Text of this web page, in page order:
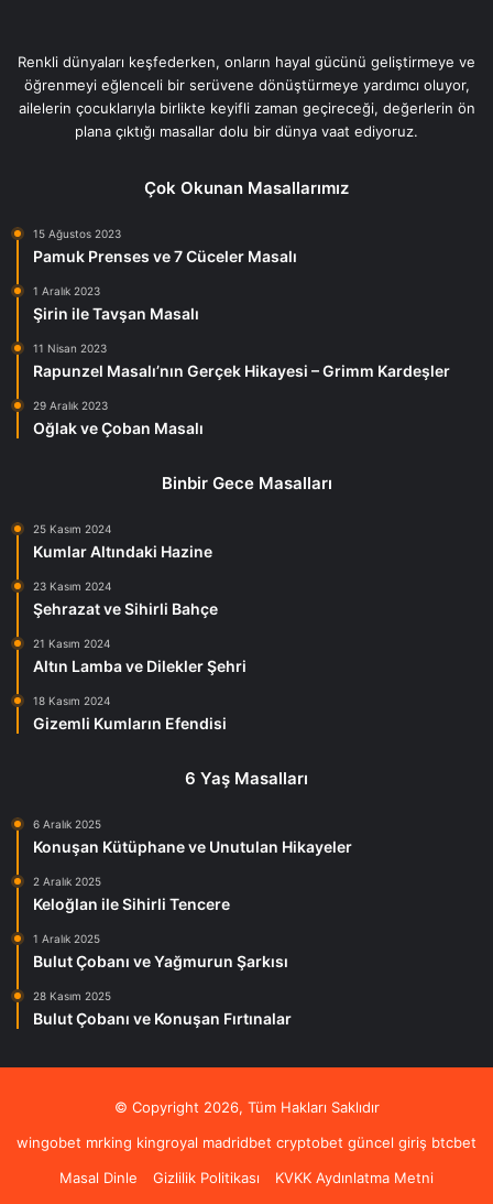
Renkli dünyaları keşfederken, onların hayal gücünü geliştirmeye ve
öğrenmeyi eğlenceli bir serüvene dönüştürmeye yardımcı oluyor,
ailelerin çocuklarıyla birlikte keyifli zaman geçireceği, değerlerin ön
plana çıktığı masallar dolu bir dünya vaat ediyoruz.
Çok Okunan Masallarımız
15 Ağustos 2023
Pamuk Prenses ve 7 Cüceler Masalı
1 Aralık 2023
Şirin ile Tavşan Masalı
11 Nisan 2023
Rapunzel Masalı’nın Gerçek Hikayesi – Grimm Kardeşler
29 Aralık 2023
Oğlak ve Çoban Masalı
Binbir Gece Masalları
25 Kasım 2024
Kumlar Altındaki Hazine
23 Kasım 2024
Şehrazat ve Sihirli Bahçe
21 Kasım 2024
Altın Lamba ve Dilekler Şehri
18 Kasım 2024
Gizemli Kumların Efendisi
6 Yaş Masalları
6 Aralık 2025
Konuşan Kütüphane ve Unutulan Hikayeler
2 Aralık 2025
Keloğlan ile Sihirli Tencere
1 Aralık 2025
Bulut Çobanı ve Yağmurun Şarkısı
28 Kasım 2025
Bulut Çobanı ve Konuşan Fırtınalar
© Copyright 2026, Tüm Hakları Saklıdır
wingobet mrking kingroyal madridbet cryptobet güncel giriş btcbet
Masal Dinle
Gizlilik Politikası KVKK Aydınlatma Metni